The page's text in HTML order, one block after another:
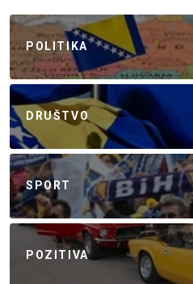
POLITIKA
DRUŠTVO
SPORT
POZITIVA